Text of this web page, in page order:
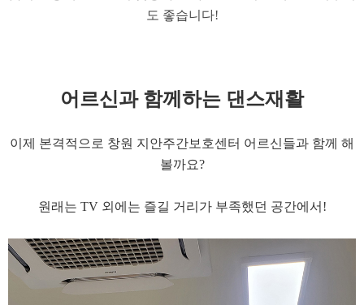
도 좋습니다!
어르신과 함께하는 댄스재활
이제 본격적으로 창원 지안주간보호센터 어르신들과 함께 해
볼까요?
원래는 TV 외에는 즐길 거리가 부족했던 공간에서!